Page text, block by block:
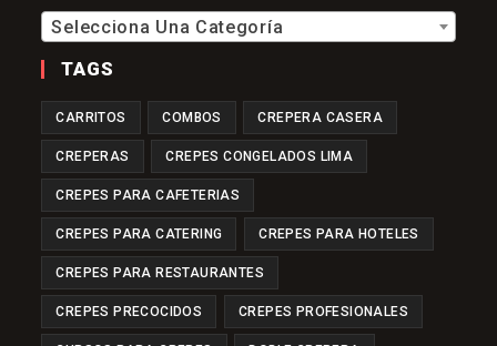
Pestaña
Selecciona Una Categoría
TAGS
CARRITOS COMBOS CREPERA CASERA
CREPERAS CREPES CONGELADOS LIMA
CREPES PARA CAFETERIAS
CREPES PARA CATERING CREPES PARA HOTELES
CREPES PARA RESTAURANTES
CREPES PRECOCIDOS CREPES PROFESIONALES